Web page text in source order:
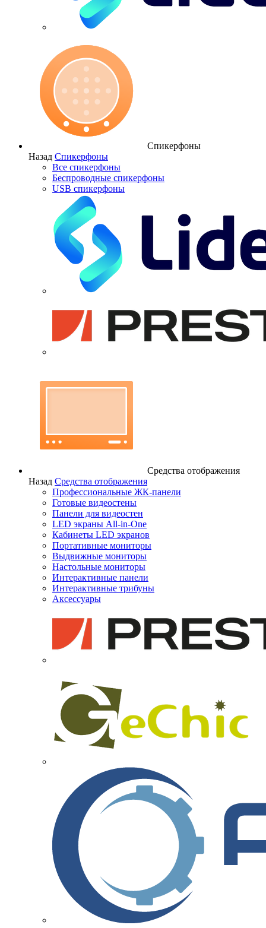
Спикерфоны
Назад Спикерфоны
Все спикерфоны
Беспроводные спикерфоны
USB спикерфоны
Средства отображения
Назад Средства отображения
Профессиональные ЖК-панели
Готовые видеостены
Панели для видеостен
LED экраны All-in-One
Кабинеты LED экранов
Портативные мониторы
Выдвижные мониторы
Настольные мониторы
Интерактивные панели
Интерактивные трибуны
Аксессуары